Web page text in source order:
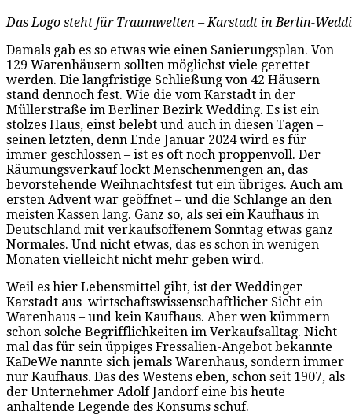
Das Logo steht für Traumwelten – Karstadt in Berlin-
Damals gab es so etwas wie einen Sanierungsplan. Von
129 Warenhäusern sollten möglichst viele gerettet
werden. Die langfristige Schließung von 42 Häusern
stand dennoch fest. Wie die vom Karstadt in der
Müllerstraße im Berliner Bezirk Wedding. Es ist ein
stolzes Haus, einst belebt und auch in diesen Tagen –
seinen letzten, denn Ende Januar 2024 wird es für
immer geschlossen – ist es oft noch proppenvoll. Der
Räumungsverkauf lockt Menschenmengen an, das
bevorstehende Weihnachtsfest tut ein übriges. Auch am
ersten Advent war geöffnet – und die Schlange an den
meisten Kassen lang. Ganz so, als sei ein Kaufhaus in
Deutschland mit verkaufsoffenem Sonntag etwas ganz
Normales. Und nicht etwas, das es schon in wenigen
Monaten vielleicht nicht mehr geben wird.
Weil es hier Lebensmittel gibt, ist der Weddinger
Karstadt aus wirtschaftswissenschaftlicher Sicht ein
Warenhaus – und kein Kaufhaus. Aber wen kümmern
schon solche Begrifflichkeiten im Verkaufsalltag. Nicht
mal das für sein üppiges Fressalien-Angebot bekannte
KaDeWe nannte sich jemals Warenhaus, sondern immer
nur Kaufhaus. Das des Westens eben, schon seit 1907, als
der Unternehmer Adolf Jandorf eine bis heute
anhaltende Legende des Konsums schuf.